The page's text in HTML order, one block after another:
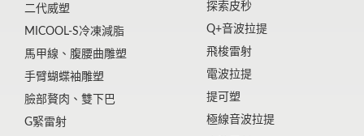
二代威塑
MICOOL-S冷凍減脂
馬甲線、腹腰曲雕塑
手臂蝴蝶袖雕塑
臉部贅肉、雙下巴
G緊雷射
探索皮秒
Q+音波拉提
飛梭雷射
電波拉提
提可塑
極線音波拉提